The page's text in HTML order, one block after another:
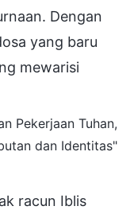
Dengan
yang baru
mewarisi
Pekerjaan Tuhan,
dan Identitas"
racun Iblis